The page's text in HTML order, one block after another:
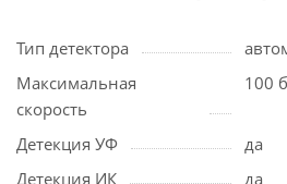
Тип детектора
Максимальная
скорость
100
Детекция УФ
да
Детекция ИК
да